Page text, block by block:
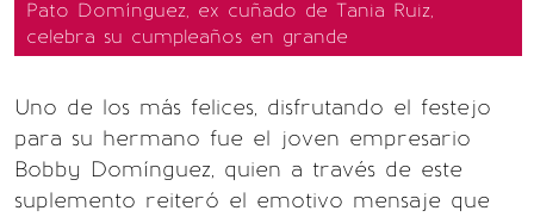
Pato Domínguez, ex cuñado de Tania Ruiz,
celebra su cumpleaños en grande
Uno de los más felices, disfrutando el festejo
para su hermano fue el joven empresario
Bobby Domínguez, quien a través de este
suplemento reiteró el emotivo mensaje que